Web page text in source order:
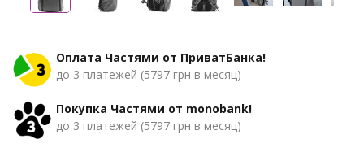
Оплата Частями от ПриватБанка!
до 3 платежей (5797 грн в месяц)
Покупка Частями от monobank!
до 3 платежей (5797 грн в месяц)